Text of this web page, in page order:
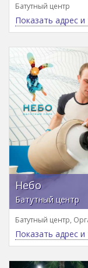
Батутный центр
Показать адрес
Небо
Батутный центр
Батутный центр,
Показать адрес